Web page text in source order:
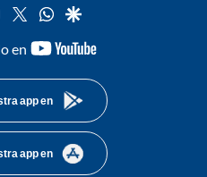
instagram
twitterwhatsapp
google
en
youtube-
app en
app en